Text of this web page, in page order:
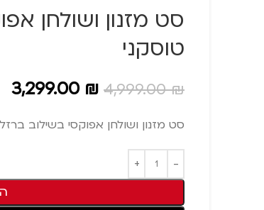
סט מזנון ושולחן
טוסקני
4,999.00₪
3,299.00 ₪
סט מזנון ושולחן אפוקסי בשילוב